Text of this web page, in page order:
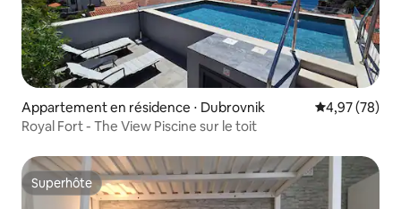
Appartement en résidence ⋅ Dubrovnik Évaluation
4,97 (78)
Royal Fort - The View Piscine sur le toit
Superhôte
Superhôte